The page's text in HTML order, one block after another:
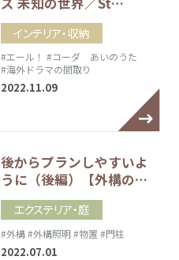
インテリア・収納
#エール！ #コーダ あいのうた
#海外ドラマの間取り
2022.11.09
後からプランしやすいよ
うに（後編）【外構の…
エクステリア・庭
#外構#外構照明 #物置 #門柱
2022.07.01